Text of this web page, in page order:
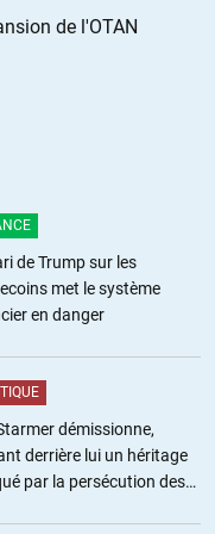
le terrorisme est
.
historique aux yeux
un bilan effroyable . sans
tony-blair-s-excuse-
en-irak-en-2003-25-
de l'OTAN
de Trump sur les
met le système
en danger
démissionne,
derrière lui un héritage
par la persécution des